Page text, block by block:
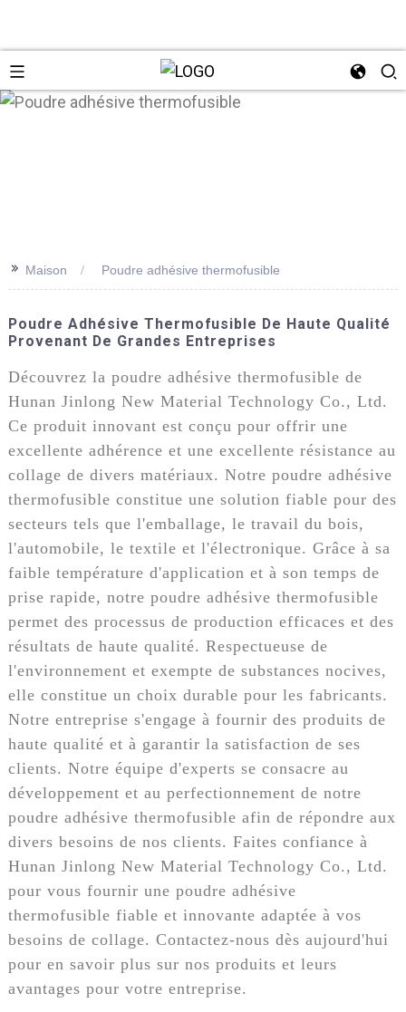
>> Maison Poudre adhésive thermofusible
Poudre Adhésive Thermofusible De Haute Qualité
Provenant De Grandes Entreprises
Découvrez la poudre adhésive thermofusible de
Hunan Jinlong New Material Technology Co., Ltd.
Ce produit innovant est conçu pour offrir une
excellente adhérence et une excellente résistance au
collage de divers matériaux. Notre poudre adhésive
thermofusible constitue une solution fiable pour des
secteurs tels que l'emballage, le travail du bois,
l'automobile, le textile et l'électronique. Grâce à sa
faible température d'application et à son temps de
prise rapide, notre poudre adhésive thermofusible
permet des processus de production efficaces et des
résultats de haute qualité. Respectueuse de
l'environnement et exempte de substances nocives,
elle constitue un choix durable pour les fabricants.
Notre entreprise s'engage à fournir des produits de
haute qualité et à garantir la satisfaction de ses
clients. Notre équipe d'experts se consacre au
développement et au perfectionnement de notre
poudre adhésive thermofusible afin de répondre aux
divers besoins de nos clients. Faites confiance à
Hunan Jinlong New Material Technology Co., Ltd.
pour vous fournir une poudre adhésive
thermofusible fiable et innovante adaptée à vos
besoins de collage. Contactez-nous dès aujourd'hui
pour en savoir plus sur nos produits et leurs
avantages pour votre entreprise.